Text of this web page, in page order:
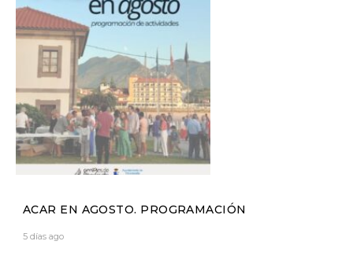
ACAR EN AGOSTO. PROGRAMACIÓN
5 días ago